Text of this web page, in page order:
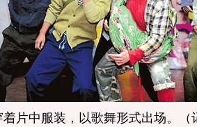
片中服装，以歌舞形式出场。（